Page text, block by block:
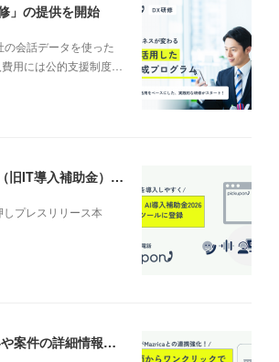
」の提供を開始
会話データを使った
用には公的支援制度…
AI電話の導入を後押し。「pickupon」がデジタル化・AI導入補助金2026（旧IT導入補助金）の対象ツールとして登録
プレスリリース本
AIクラウドIP電話「pickupon」、顧客管理システム「Mazrica」上の顧客や案件の詳細情報へワンクリックで遷移できる新機能を追加